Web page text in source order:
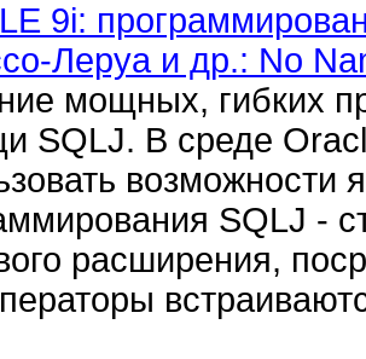
9i:
Леруа и др.: No
мощных, гибких
SQLJ. В среде
возможности
SQLJ -
расширения,